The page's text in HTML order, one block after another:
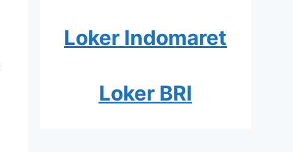
Loker Indomaret
Loker BRI